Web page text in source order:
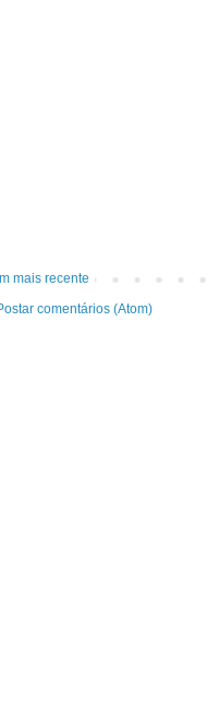
mais recente
comentários (Atom)